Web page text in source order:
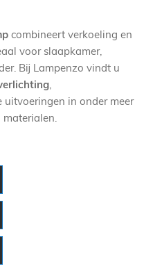
combineert verkoeling en
voor slaapkamer,
Bij Lampenzo vindt u
,
in onder meer